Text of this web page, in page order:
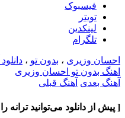
فيسبوک
تويتر
لینکدین
تلگرام
احسان وزیری ، بدون تو ،
اهنگ بدون تو احسان وزیری
آهنگ بعدی آهنگ قبلی
[ پیش از دانلود می‌توانید ترانه